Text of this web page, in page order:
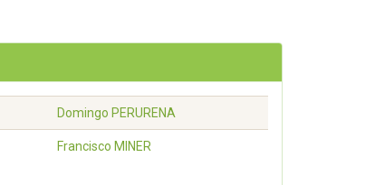
Domingo PERURENA
Francisco MINER